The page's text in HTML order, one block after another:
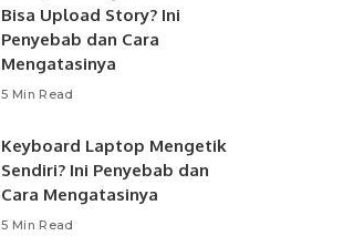
Bisa Upload Story? Ini
Penyebab dan Cara
Mengatasinya
5 Min Read
Keyboard Laptop Mengetik
Sendiri? Ini Penyebab dan
Cara Mengatasinya
5 Min Read